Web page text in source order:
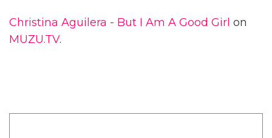
Christina Aguilera - But I Am A Good Girl on
MUZU.TV.